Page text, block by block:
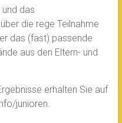
das
die rege Teilnahme
das (fast) passende
aus den Eltern- und
erhalten Sie auf
junioren.